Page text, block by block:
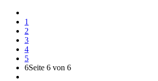
1
2
3
4
5
6Seite 6 von 6